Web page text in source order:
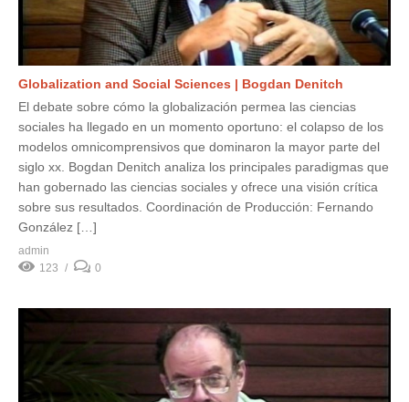
Globalization and Social Sciences | Bogdan Denitch
El debate sobre cómo la globalización permea las ciencias
sociales ha llegado en un momento oportuno: el colapso de los
modelos omnicomprensivos que dominaron la mayor parte del
siglo xx. Bogdan Denitch analiza los principales paradigmas que
han gobernado las ciencias sociales y ofrece una visión crítica
sobre sus resultados. Coordinación de Producción: Fernando
González […]
admin
123
0